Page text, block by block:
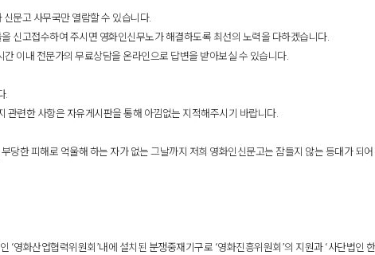
문고 사무국만 열람할 수 있습니다.
신고접수하여 주시면 영화인신무노가 해결하도록 최선의 노력을 다하겠습니다.
이내 전문가의 무료상담을 온라인으로 답변을 받아보실 수 있습니다.
.
관련한 사항은 자유게시판을 통해 아낌없는 지적해주시기 바랍니다.
당한 피해로 억울해 하는 자가 없는 그날까지 저희 영화인신문고는 잠들지 않는 등대가 되
‘영화산업협력위원회’내에 설치된 분쟁중재기구로 ‘영화진흥위원회’의 지원과 ‘사단법인